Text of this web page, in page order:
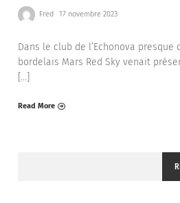
Fred 17 novembre 2023
Dans le club de l’Echonova
bordelais Mars Red Sky venait
[…]
Read More